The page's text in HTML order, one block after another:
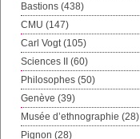
Bastions (438)
CMU (147)
Carl Vogt (105)
Sciences II (60)
Philosophes (50)
Genève (39)
Musée d’ethnographie (28)
Pignon (28)